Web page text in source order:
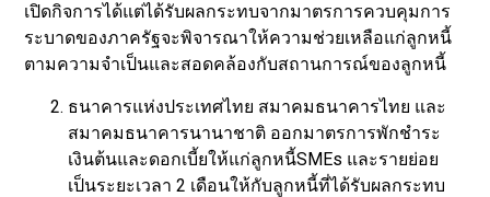
เปิดกิจการได้แต่ได้รับผลกระทบจากมาตรการควบคุมการ
ระบาดของภาครัฐจะพิจารณาให้ความช่วยเหลือแก่ลูกหนี้
ตามความจำเป็นและสอดคล้องกับสถานการณ์ของลูกหนี้
ธนาคารแห่งประเทศไทย สมาคมธนาคารไทย และ
สมาคมธนาคารนานาชาติ ออกมาตรการพักชำระ
เงินต้นและดอกเบี้ยให้แก่ลูกหนี้SMEs และรายย่อย
เป็นระยะเวลา 2 เดือนให้กับลูกหนี้ที่ได้รับผลกระทบ